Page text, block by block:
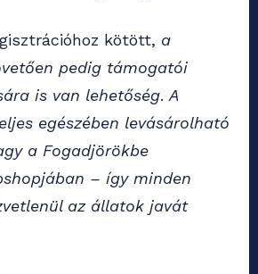
kötött, a
pedig támogatói
is van lehetőség.A
egészében levásárolható
a Fogadjörökbe
– így minden
az állatok javát